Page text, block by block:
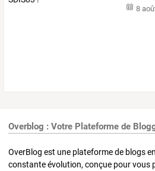
8
Overblog : Votre Plateforme de
OverBlog est une plateforme de blogs
constante évolution, conçue pour vous